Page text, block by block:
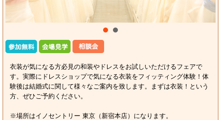
衣装が気になる方必見の和装やドレスをお試しいただけるフェアで
す。実際にドレスショップで気になる衣装をフィッティング体験！体
験後は結婚式に関して様々なご案内を致します。まずは衣装！という
方、ぜひご予約ください。
※場所はイノセントリー 東京（新宿本店）になります。